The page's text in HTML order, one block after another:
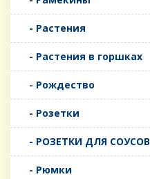
- Растения
- Растения в горшках
- Рождество
- Розетки
- РОЗЕТКИ ДЛЯ СОУСОВ
- Рюмки